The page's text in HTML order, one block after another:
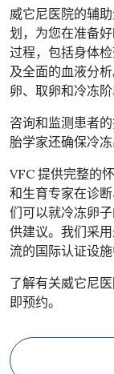
威它尼医院的辅
划，为您在准备
过程，包括身体
及全面的血液分
卵、取卵和冷冻
咨询和监测患者
胎学家还确保冷
VFC 提供完整的
和生育专家在诊
们可以就冷冻卵
供建议。我们采
流的国际认证设
了解有关威它尼
即预约。